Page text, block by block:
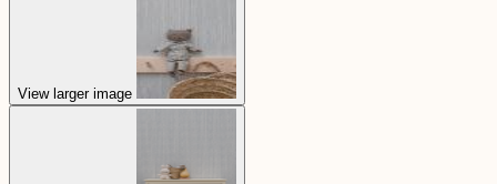
View larger image